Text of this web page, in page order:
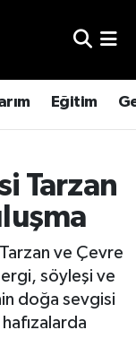
Eğitim
Tarzan
ve Çevre
söyleşi ve
doğa sevgisi